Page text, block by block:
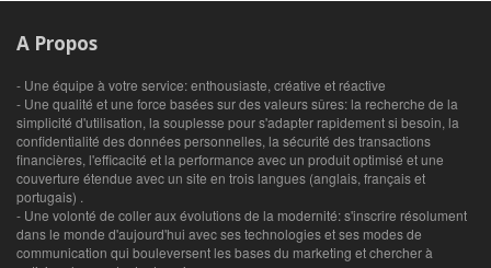
A Propos
- Une équipe à votre service: enthousiaste, créative et réactive
- Une qualité et une force basées sur des valeurs sûres: la recherche de la
simplicité d'utilisation, la souplesse pour s'adapter rapidement si besoin, la
confidentialité des données personnelles, la sécurité des transactions
financières, l'efficacité et la performance avec un produit optimisé et une
couverture étendue avec un site en trois langues (anglais, français et
portugais) .
- Une volonté de coller aux évolutions de la modernité: s'inscrire résolument
dans le monde d'aujourd'hui avec ses technologies et ses modes de
communication qui bouleversent les bases du marketing et chercher à